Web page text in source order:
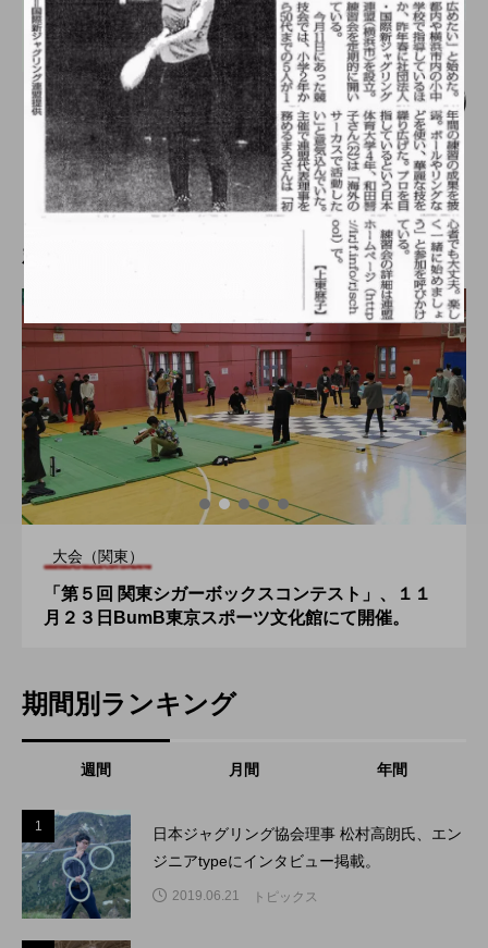
大会（中部）
【中止】「第六回 中部学生ジャグリング
大会」、webサイトを公開。
hiro
nozaki
2019.10.11
新着記事
大会（関東）
「第５回 関東シガーボックスコンテスト」、１１
月２３日BumB東京スポーツ文化館にて開催。
期間別ランキング
週間 月間 年間
1
日本ジャグリング協会理事 松村高朗氏、エン
ジニアtypeにインタビュー掲載。
2019.06.21 トピックス